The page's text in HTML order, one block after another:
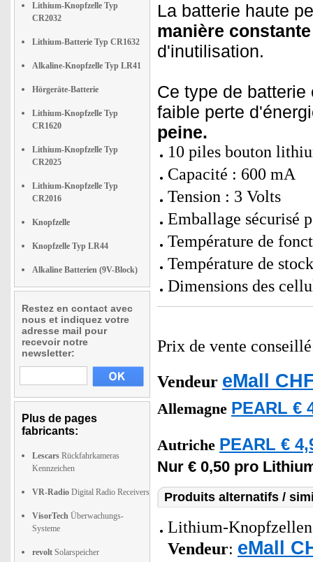
Lithium-Knopfzelle Typ
CR2032
Lithium-Batterie Typ CR1632
Alkaline-Knopfzelle Typ LR41
Hörgeräte-Batterie
Lithium-Knopfzelle Typ
CR1620
Lithium-Knopfzelle Typ
CR2025
Lithium-Knopfzelle Typ
CR2016
Knopfzelle
Knopfzelle Typ LR44
Alkaline Batterien (9V-Block)
Restez en contact avec
nous et indiquez votre
adresse mail pour
recevoir notre
newsletter:
Plus de pages
fabricants:
Lescars Rückfahrkameras
Kennzeichen
VR-Radio Digital Radio Receivers
VisorTech Überwachungs-
Systeme
revolt Solarspeicher
La batterie haute
manière
d'inutilisation.
Ce type de
faible perte
peine.
10 piles bouton
Capacité : 600 mA
Tension : 3 Volts
Emballage sécurisé
Température de
Température de
Dimensions des
Prix de vente
Vendeur eMall
Allemagne PEARL €
Autriche PEARL €
Nur € 0,50 pro
Produits alternatifs /
Lithium-Knopfzellen
Vendeur: eMall